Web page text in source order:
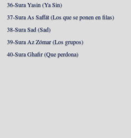
36-Sura Yasin (Ya Sin)
37-Sura As Saffát (Los que se ponen en filas)
38-Sura Sad (Sad)
39-Sura Az Zómar (Los grupos)
40-Sura Ghafir (Que perdona)